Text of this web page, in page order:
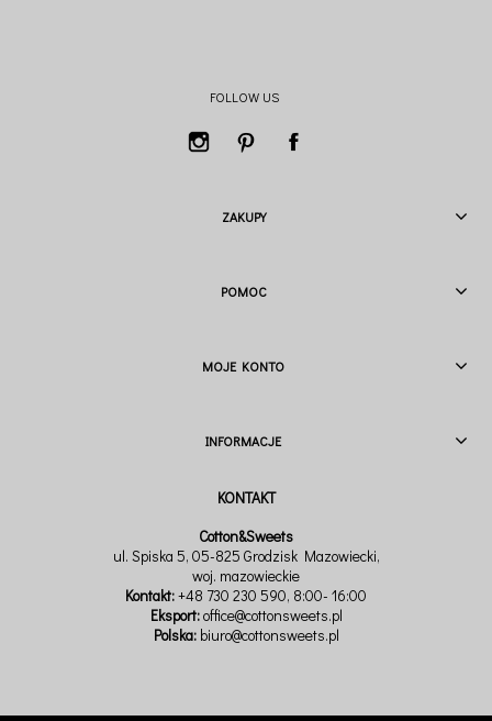
FOLLOW US
ZAKUPY
POMOC
MOJE KONTO
INFORMACJE
Cotton&Sweets
ul. Spiska 5, 05-825 Grodzisk Mazowiecki,
woj. mazowieckie
Kontakt:+48 730 230 590, 8:00- 16:00
Eksport:office@cottonsweets.pl
Polska: biuro@cottonsweets.pl